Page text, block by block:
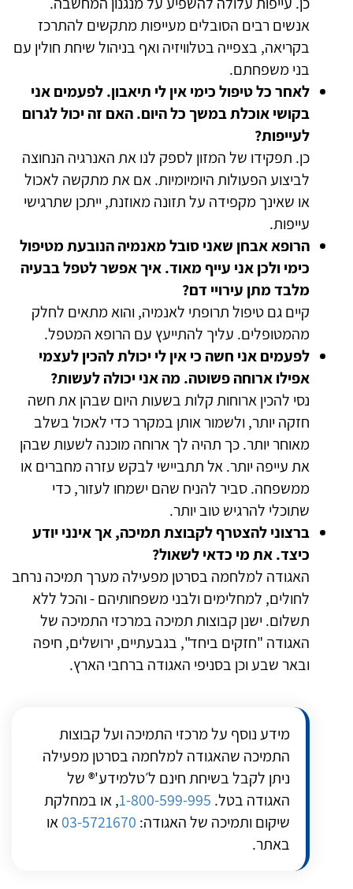
אנשים רבים הסובלים מעייפות מתקשים להתרכז
בקריאה, בצפייה בטלוויזיה ואף בניהול שיחת חולין עם
בני משפחתם.
לאחר כל טיפול כימי אין לי תיאבון. לפעמים אני
בקושי אוכלת במשך כל היום. האם זה יכול לגרום
לעייפות?
כן. תפקידו של המזון לספק לנו את האנרגיה הנחוצה
לביצוע הפעולות היומיומיות. אם את מתקשה לאכול
או שאינך מקפידה על תזונה מאוזנת, ייתכן שתרגישי
עייפות.
הרופא אבחן שאני סובל מאנמיה הנובעת מטיפול
כימי ולכן אני עייף מאוד. איך אפשר לטפל בבעיה
מלבד מתן עירויי דם?
קיים גם טיפול תרופתי לאנמיה, והוא מתאים לחלק
מהמטופלים. עליך להתייעץ עם הרופא המטפל.
לפעמים אני חשה כי אין לי יכולת להכין לעצמי
אפילו ארוחה פשוטה. מה אני יכולה לעשות?
נסי להכין ארוחות קלות בשעות היום שבהן את חשה
חזקה יותר, ולשמור אותן במקרר כדי לאכול בשלב
מאוחר יותר. כך תהיה לך ארוחה מוכנה לשעות שבהן
את עייפה יותר. אל תתביישי לבקש עזרה מחברים או
ממשפחה. סביר להניח שהם ישמחו לעזור, כדי
שתוכלי להרגיש טוב יותר.
ברצוני להצטרף לקבוצת תמיכה, אך אינני יודע
כיצד. את מי כדאי לשאול?
האגודה למלחמה בסרטן מפעילה מערך תמיכה נרחב
לחולים, למחלימים ולבני משפחותיהם - והכל ללא
תשלום. ישנן קבוצות תמיכה במרכזי התמיכה של
האגודה "חזקים ביחד", בגבעתיים, ירושלים, חיפה
ובאר שבע וכן בסניפי האגודה ברחבי הארץ.
מידע נוסף על מרכזי התמיכה ועל קבוצות
התמיכה שהאגודה למלחמה בסרטן מפעילה
ניתן לקבל בשיחת חינם ל׳טלמידע'® של
האגודה בטל. 1-800-599-995, או במחלקת
שיקום ותמיכה של האגודה: 03-5721670או
באתר.